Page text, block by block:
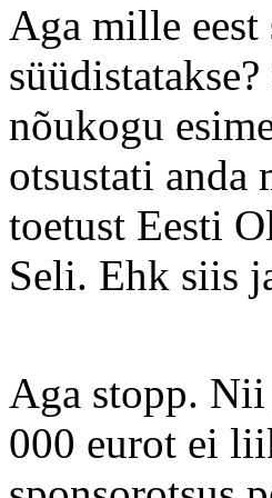
Aga mille
nõukogu
otsustati
toetust Eesti
Seli. Ehk siis
Aga stopp.
000 eurot ei